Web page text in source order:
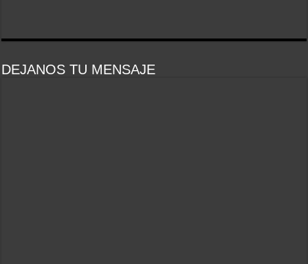
DEJANOS TU MENSAJE